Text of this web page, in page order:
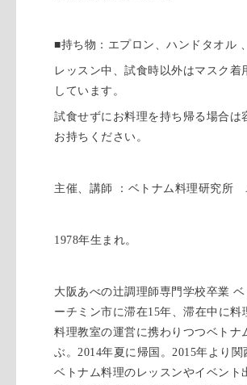
■持ち物：エプロン、ハンドタオル
レッスン中、試食時以外はマスク着
しています。
試食せずにお料理を持ち帰る場合は
お持ちください。
主催、講師 ：ベトナム料理研究
1978年生まれ。
大阪あべの辻調理師専門学校卒業
ーチミン市に滞在15年、滞在中に料
料理教室の運営に携わりつつベトナ
ぶ。2014年夏に帰国。2015年より関
ベトナム料理のレッスンやイベント